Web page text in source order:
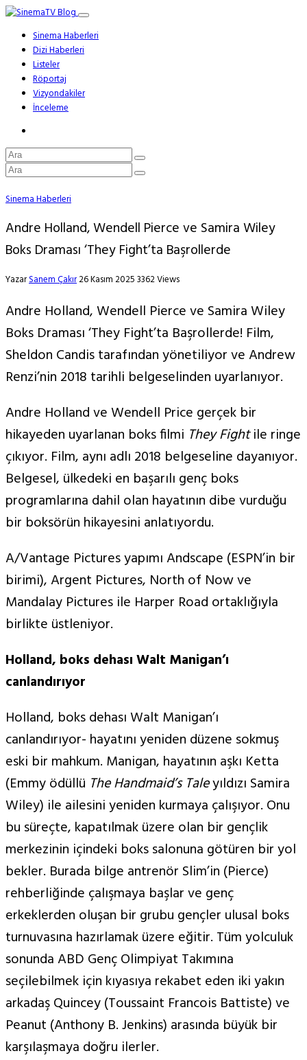
Sinema Haberleri
Dizi Haberleri
Listeler
Röportaj
Vizyondakiler
İnceleme
Sinema Haberleri
Andre Holland, Wendell Pierce ve Samira Wiley
Boks Draması ‘They Fight’ta Başrollerde
YazarSanem Çakır26 Kasım 20253362 Views
Andre Holland, Wendell Pierce ve Samira Wiley
Boks Draması ‘They Fight’ta Başrollerde! Film,
Sheldon Candis tarafından yönetiliyor ve Andrew
Renzi’nin 2018 tarihli belgeselinden uyarlanıyor.
Andre Holland ve Wendell Price gerçek bir
hikayeden uyarlanan boks filmi They Fightile ringe
çıkıyor. Film, aynı adlı 2018 belgeseline dayanıyor.
Belgesel, ülkedeki en başarılı genç boks
programlarına dahil olan hayatının dibe vurduğu
bir boksörün hikayesini anlatıyordu.
A/Vantage Pictures yapımı Andscape (ESPN’in bir
birimi), Argent Pictures, North of Now ve
Mandalay Pictures ile Harper Road ortaklığıyla
birlikte üstleniyor.
Holland, boks dehası Walt Manigan’ı
canlandırıyor
Holland, boks dehası Walt Manigan’ı
canlandırıyor- hayatını yeniden düzene sokmuş
eski bir mahkum. Manigan, hayatının aşkı Ketta
(Emmy ödüllü The Handmaid’s Taleyıldızı Samira
Wiley) ile ailesini yeniden kurmaya çalışıyor. Onu
bu süreçte, kapatılmak üzere olan bir gençlik
merkezinin içindeki boks salonuna götüren bir yol
bekler. Burada bilge antrenör Slim’in (Pierce)
rehberliğinde çalışmaya başlar ve genç
erkeklerden oluşan bir grubu gençler ulusal boks
turnuvasına hazırlamak üzere eğitir. Tüm yolculuk
sonunda ABD Genç Olimpiyat Takımına
seçilebilmek için kıyasıya rekabet eden iki yakın
arkadaş Quincey (Toussaint Francois Battiste) ve
Peanut (Anthony B. Jenkins) arasında büyük bir
karşılaşmaya doğru ilerler.